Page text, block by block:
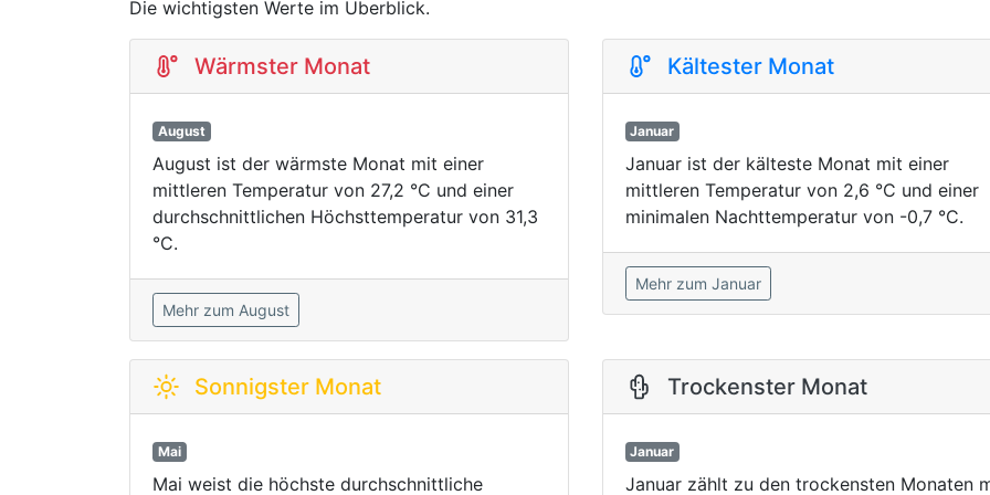
Die wichtigsten Werte im Überblick.
Wärmster Monat
August
August ist der wärmste Monat mit einer
mittleren Temperatur von 27,2 °C und einer
durchschnittlichen Höchsttemperatur von 31,3
°C.
Mehr zum August
Kältester Monat
Januar
Januar ist der kälteste Monat mit einer
mittleren Temperatur von 2,6 °C und einer
minimalen Nachttemperatur von -0,7 °C.
Mehr zum Januar
Sonnigster Monat
Mai
Mai weist die höchste durchschnittliche
Trockenster Monat
Januar
Januar zählt zu den trockensten Monaten